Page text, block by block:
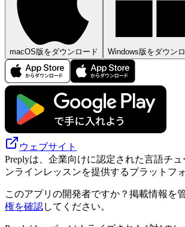
macOS版をダウンロード Windows版をダウン
ウェブサイト
Preplyは、企業向けに認定された言語チ
ンラインレッスンを提供するプラットフ
このアプリの開発者ですか？掲載情報を
権を確認してください。